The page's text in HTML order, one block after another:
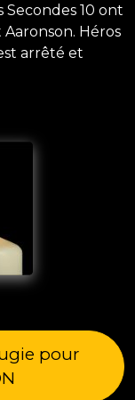
10 ont
Héros
arrêté et
pour